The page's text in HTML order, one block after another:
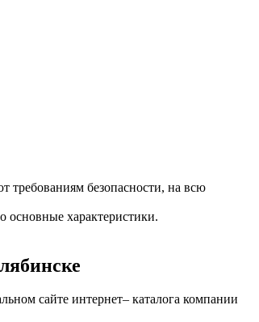
требованиям безопасности, на всю
основные характеристики.
сайте интернет– каталога компании